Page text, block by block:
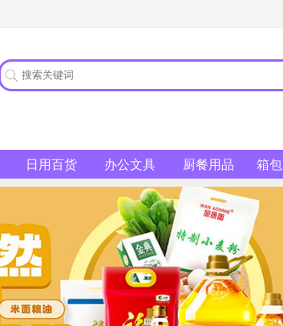
日用百货 办公文具 厨餐用品 箱包